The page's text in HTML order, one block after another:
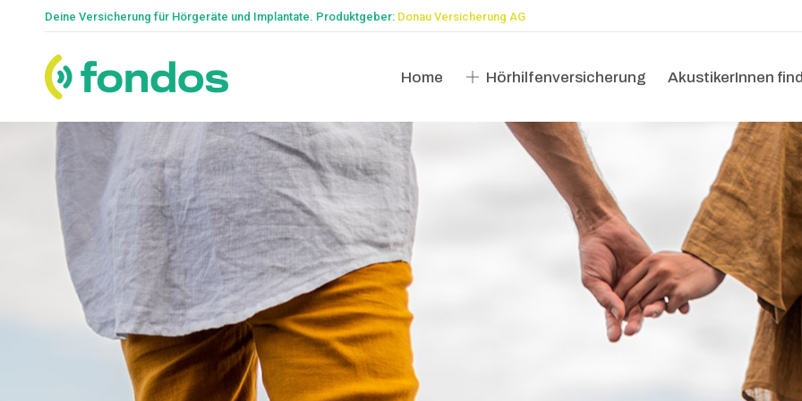
Deine Versicherung für Hörgeräte und Implantate. Produktgeber: Donau Versicherung AG
Home Hörhilfenversicherung AkustikerInnen
Home Hörhilfenversicherung AkustikerInnen